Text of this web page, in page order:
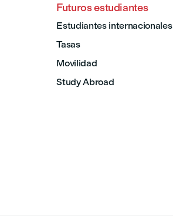
Futuros estudiantes
Estudiantes internacionales
Tasas
Movilidad
Study Abroad